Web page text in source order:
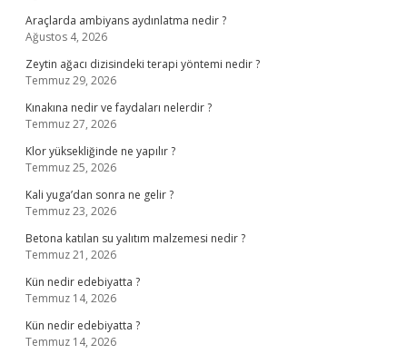
Araçlarda ambiyans aydınlatma nedir ?
Ağustos 4, 2026
Zeytin ağacı dizisindeki terapi yöntemi nedir ?
Temmuz 29, 2026
Kınakına nedir ve faydaları nelerdir ?
Temmuz 27, 2026
Klor yüksekliğinde ne yapılır ?
Temmuz 25, 2026
Kali yuga’dan sonra ne gelir ?
Temmuz 23, 2026
Betona katılan su yalıtım malzemesi nedir ?
Temmuz 21, 2026
Kün nedir edebiyatta ?
Temmuz 14, 2026
Kün nedir edebiyatta ?
Temmuz 14, 2026